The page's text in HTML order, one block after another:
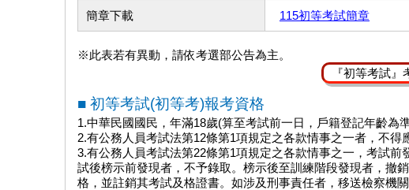
簡章下載 115初等考試簡章
※此表若有異動，請依考選部公告為主。
『初等考試』
■ 初等考試(初等考)報考資格
1.中華民國國民，年滿18歲(算至考試前一日，戶籍登記年齡為
2.有公務人員考試法第12條第1項規定之各款情事之一者，不得
3.有公務人員考試法第22條第1項規定之各款情事之一，考試
試後榜示前發現者，不予錄取。榜示後至訓練階段發現者，撤
格，並註銷其考試及格證書。如涉及刑事責任者，移送檢察機